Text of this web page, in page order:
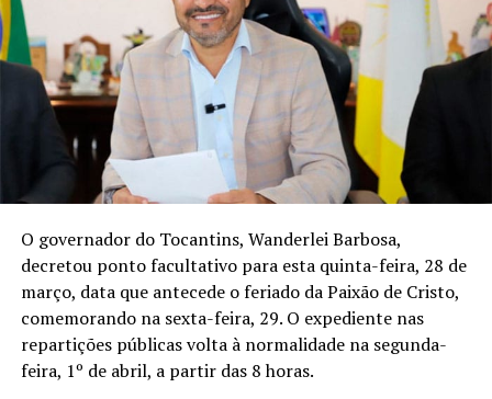
O governador do Tocantins, Wanderlei Barbosa,
decretou ponto facultativo para esta quinta-feira, 28 de
março, data que antecede o feriado da Paixão de Cristo,
comemorando na sexta-feira, 29. O expediente nas
repartições públicas volta à normalidade na segunda-
feira, 1º de abril, a partir das 8 horas.